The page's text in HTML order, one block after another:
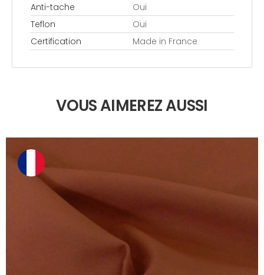
Anti-tache
Oui
Teflon
Oui
Certification
Made in France
VOUS AIMEREZ AUSSI